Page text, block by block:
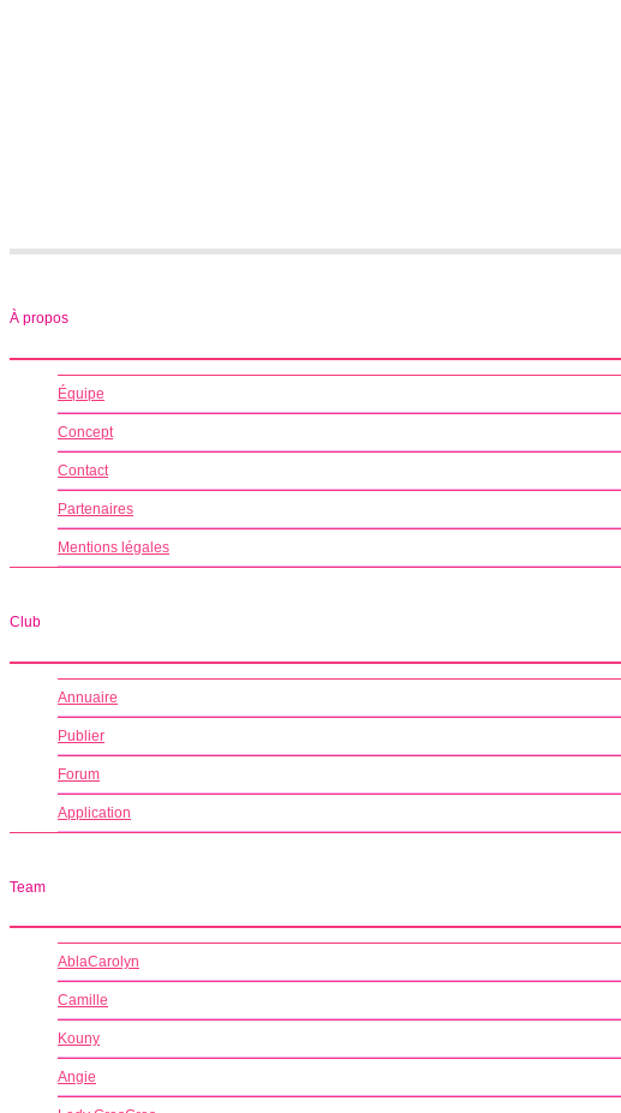
À propos
Équipe
Concept
Contact
Partenaires
Mentions légales
Club
Annuaire
Publier
Forum
Application
Team
AblaCarolyn
Camille
Kouny
Angie